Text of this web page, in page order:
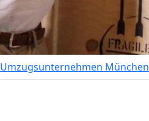
Umzugsunternehmen München